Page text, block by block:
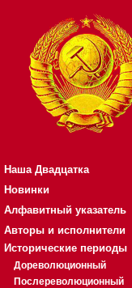
Наша Двадцатка
Новинки
Алфавитный указатель
Авторы и исполнители
Исторические периоды
Дореволюционный
Послереволюционный